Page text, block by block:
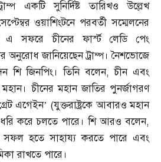
একটি সুনির্দিষ্ট তারিখও উল্লেখ
ওয়াশিংটনে পরবর্তী সম্মেলনের
এ সফরে চীনের ফার্স্ট লেডি পেং
অনুরোধ জানিয়েছেন ট্রাম্প। নৈশভোজে
শি জিনপিং। তিনি বলেন,চীন এবং
মহান। চীনের মহান জাতির পুনর্জাগরণ
এগেইন’ (যুক্তরাষ্ট্রকে আবারও মহান
করে চলতে পারে। শি আরও বলেন,
হতে সাহায্য করতে পারে এবং
রাখতে পারে।